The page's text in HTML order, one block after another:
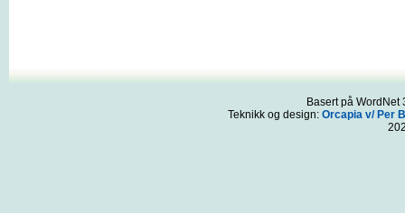
Basert på
Teknikk og design: Orcapia v/ Per